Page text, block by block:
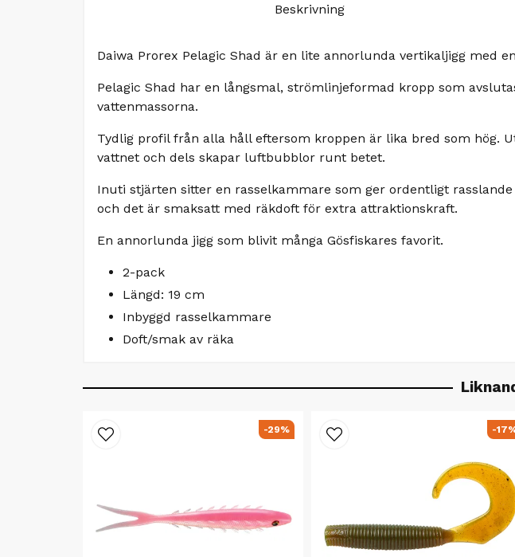
Beskrivning
Daiwa Prorex Pelagic Shad är en lite annorlunda vertikaljigg med
Pelagic Shad har en långsmal, strömlinjeformad kropp som
vattenmassorna.
Tydlig profil från alla håll eftersom kroppen är lika bred som hög.
vattnet och dels skapar luftbubblor runt betet.
Inuti stjärten sitter en rasselkammare som ger ordentligt
och det är smaksatt med räkdoft för extra attraktionskraft.
En annorlunda jigg som blivit många Gösfiskares favorit.
2-pack
Längd: 19 cm
Inbyggd rasselkammare
Doft/smak av räka
-29% -